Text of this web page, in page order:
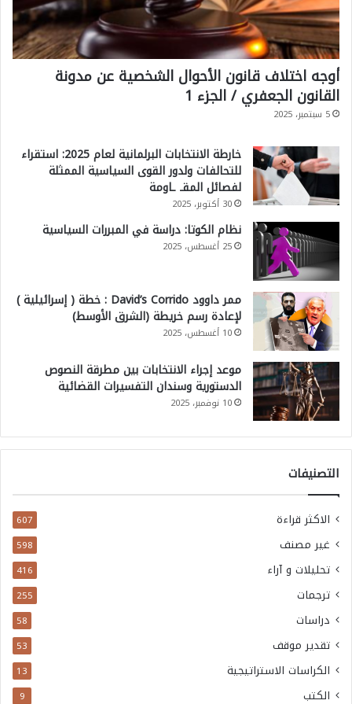
أوجه اختلاف قانون الأحوال الشخصية عن مدونة
القانون الجعفري / الجزء 1
5 سبتمبر، 2025
خارطة الانتخابات البرلمانية لعام 2025: استقراء
للتحالفات ولدور القوى السياسية الممثلة
لفصائل المقـ ـاومة
30 أكتوبر، 2025
نظام الكوتا: دراسة في المبررات السياسية
25 أغسطس، 2025
ممر داوود David’s Corrido : خطة ( إسرائيلية )
لإعادة رسم خريطة (الشرق الأوسط)
10 أغسطس، 2025
موعد إجراء الانتخابات بين مطرقة النصوص
الدستورية وسندان التفسيرات القضائية
10 نوفمبر، 2025
التصنيفات
الاكثر قراءة 607
غير مصنف 598
تحليلات و آراء 416
ترجمات 255
دراسات 58
تقدير موقف 53
الكراسات الاستراتيجية 13
الكتب 9